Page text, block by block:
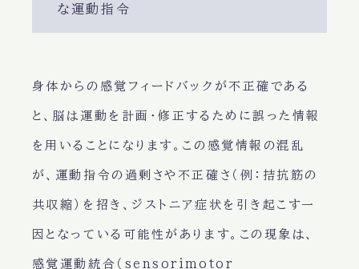
な運動指令
身体からの感覚フィードバックが不正確である
と、脳は運動を計画・修正するために誤った情報
を用いることになります。この感覚情報の混乱
が、運動指令の過剰さや不正確さ（例：拮抗筋の
共収縮）を招き、ジストニア症状を引き起こす一
因となっている可能性があります。この現象は、
感覚運動統合（sensorimotor